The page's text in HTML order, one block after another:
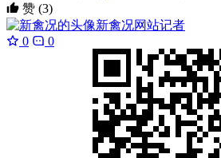
赞 (3)
新禽况网站记者
0
0